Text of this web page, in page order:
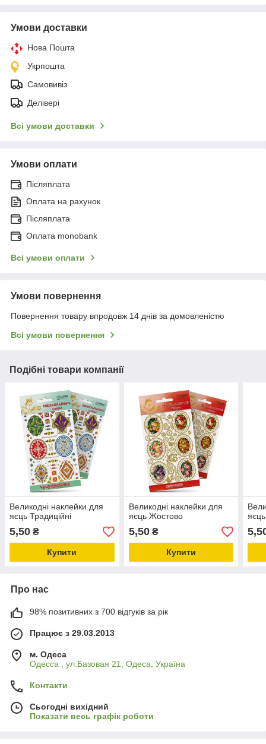
Умови доставки
Нова Пошта
Укрпошта
Самовивіз
Делівері
Всі умови доставки
Умови оплати
Післяплата
Оплата на рахунок
Післяплата
Оплата monobank
Всі умови оплати
Умови повернення
Повернення товару впродовж 14 днів за домовленістю
Всі умови повернення
Подібні товари компанії
Великодні наклейки для
яєць Традиційні
5,50 ₴
Купити
Великодні наклейки для
яєць Жостово
5,50₴
Купити
Про нас
98% позитивних з 700 відгуків за рік
Працює з 29.03.2013
м. Одеса
Одесса , ул.Базовая 21, Одеса, Україна
Контакти
Сьогодні вихідний
Показати весь графік роботи